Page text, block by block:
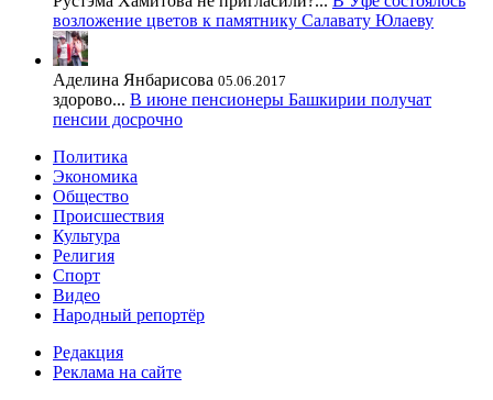
возложение цветов к памятнику Салавату Юлаеву
Аделина Янбарисова 05.06.2017
здорово... В июне пенсионеры Башкирии получат
пенсии досрочно
Политика
Экономика
Общество
Происшествия
Культура
Религия
Спорт
Видео
Народный репортёр
Редакция
Реклама на сайте